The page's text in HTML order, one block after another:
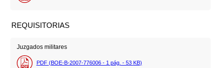
REQUISITORIAS
Juzgados militares
PDF (BOE-B-2007-776006 - 1 pág. - 53 KB)